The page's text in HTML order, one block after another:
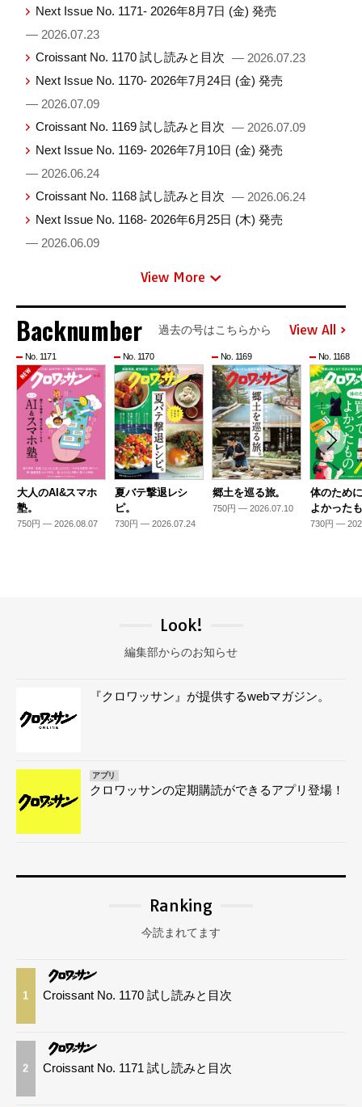
Next Issue No. 1171- 2026年8月7日 (金) 発売
— 2026.07.23
Croissant No. 1170 試し読みと目次 — 2026.07.23
Next Issue No. 1170- 2026年7月24日 (金) 発売
— 2026.07.09
Croissant No. 1169 試し読みと目次 — 2026.07.09
Next Issue No. 1169- 2026年7月10日 (金) 発売
— 2026.06.24
Croissant No. 1168 試し読みと目次 — 2026.06.24
Next Issue No. 1168- 2026年6月25日 (木) 発売
— 2026.06.09
View More
Backnumber 過去の号はこちらから View All
No. 1171
大人のAI&スマホ
塾。
750円 — 2026.08.07
No. 1170
夏バテ撃退レシ
ピ。
730円 — 2026.07.24
No. 1169
郷土を巡る旅。
750円 — 2026.07.10
No. 1168
体のため
よかった
730円 —
Look!
編集部からのお知らせ
『クロワッサン』が提供するwebマガジン。
アプリ
クロワッサンの定期購読ができるアプリ登場！
Ranking
今読まれてます
1 Croissant No. 1170 試し読みと目次
2 Croissant No. 1171 試し読みと目次